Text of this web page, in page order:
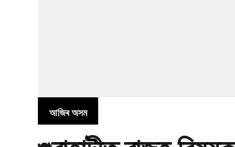
আজিৰ অসম